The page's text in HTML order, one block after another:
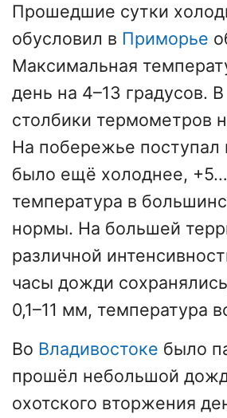
Прошедшие сутки
обусловил в Приморье
Максимальная
день на 4–13 градусов.
столбики термометров
На побережье поступал
было ещё холоднее,
температура в
нормы. На большей
различной
часы дожди
0,1–11 мм, температура
Во Владивостоке было
прошёл небольшой
охотского вторжения